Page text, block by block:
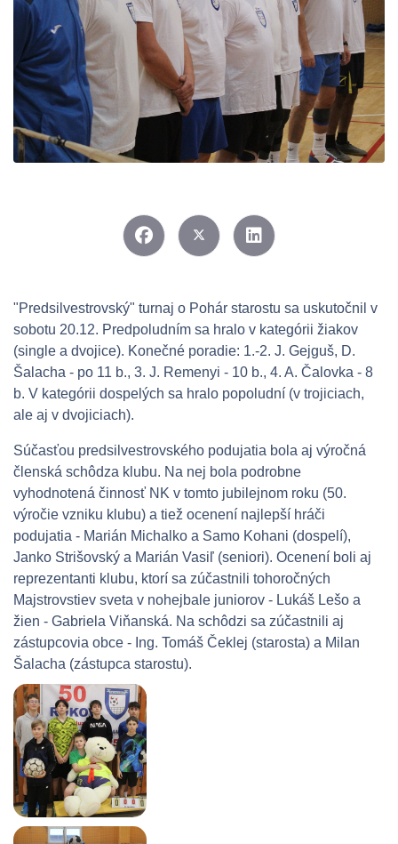
"Predsilvestrovský" turnaj o Pohár starostu sa uskutočnil v
sobotu 20.12. Predpoludním sa hralo v kategórii žiakov
(single a dvojice). Konečné poradie: 1.-2. J. Gejguš, D.
Šalacha - po 11 b., 3. J. Remenyi - 10 b., 4. A. Čalovka - 8
b. V kategórii dospelých sa hralo popoludní (v trojiciach,
ale aj v dvojiciach).
Súčasťou predsilvestrovského podujatia bola aj výročná
členská schôdza klubu. Na nej bola podrobne
vyhodnotená činnosť NK v tomto jubilejnom roku (50.
výročie vzniku klubu) a tiež ocenení najlepší hráči
podujatia - Marián Michalko a Samo Kohani (dospelí),
Janko Strišovský a Marián Vasiľ (seniori). Ocenení boli aj
reprezentanti klubu, ktorí sa zúčastnili tohoročných
Majstrovstiev sveta v nohejbale juniorov - Lukáš Lešo a
žien - Gabriela Viňanská. Na schôdzi sa zúčastnili aj
zástupcovia obce - Ing. Tomáš Čeklej (starosta) a Milan
Šalacha (zástupca starostu).